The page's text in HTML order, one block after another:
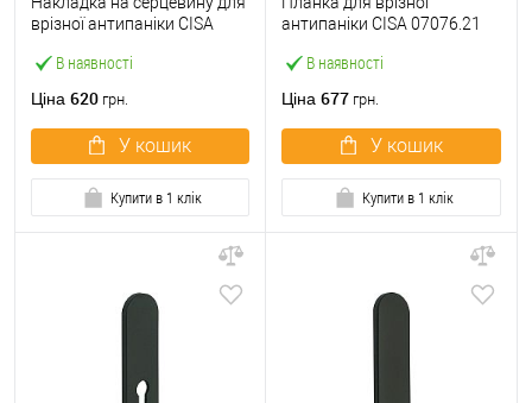
В наявності
врізної антипаніки CISA
Ціна 620 грн.
У кошик
Купити в 1 клік
В наявності
антипаніки CISA 07076.21
Ціна 677 грн.
У кошик
Купити в 1 клік